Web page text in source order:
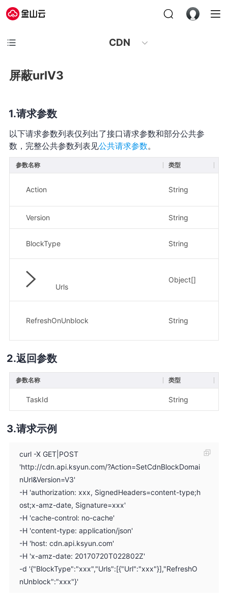
CDN
屏蔽urlV3
请求参数
以下请求参数列表仅列出了接口请求参数和部分公共参
数，完整公共参数列表见公共请求参数。
参数名称 类型
Action String
Version String
BlockType String
Urls
Object[]
RefreshOnUnblock String
返回参数
参数名称 类型
TaskId String
请求示例
curl -X GET|POST
'http://cdn.api.ksyun.com/?Action=SetCdnBlockDomai
nUrl&Version=V3'
-H 'authorization: xxx, SignedHeaders=content-type;h
ost;x-amz-date, Signature=xxx'
-H 'cache-control: no-cache'
-H 'content-type: application/json'
-H 'host: cdn.api.ksyun.com'
-H 'x-amz-date: 20170720T022802Z'
-d '{"BlockType":"xxx","Urls":[{"Url":"xxx"}],"RefreshO
nUnblock":"xxx"}'